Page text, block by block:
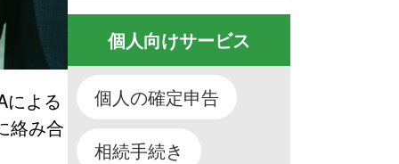
による
絡み合
個人向けサービス
個人の確定申告
相続手続き